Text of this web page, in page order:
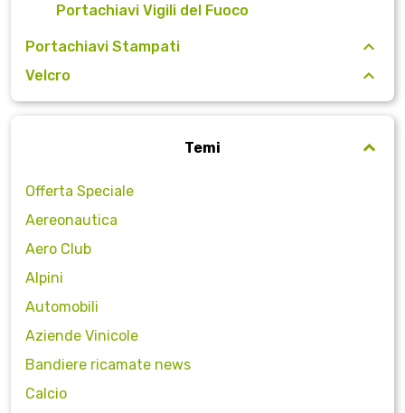
Portachiavi Vigili del Fuoco
Portachiavi Stampati
Velcro
Temi
Offerta Speciale
Aereonautica
Aero Club
Alpini
Automobili
Aziende Vinicole
Bandiere ricamate news
Calcio